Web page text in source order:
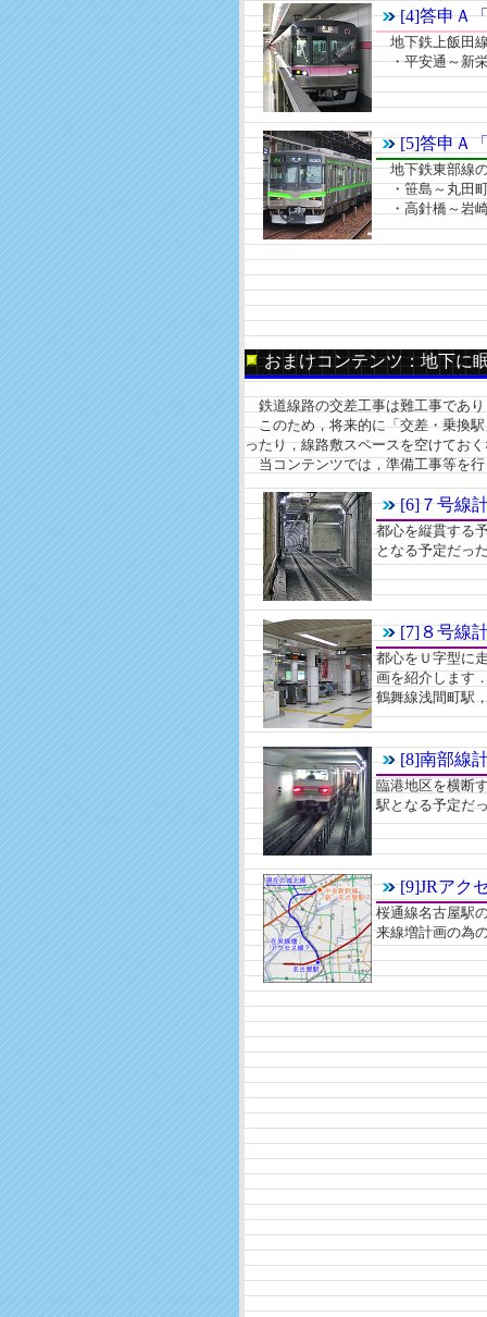
[4]答申Ａ
地下鉄上飯田線
・平安通～新
[5]答申Ａ
地下鉄東部線の
・笹島～丸田町
・高針橋～岩
おまけコンテンツ：地下に
鉄道線路の交差工事は難工事であ
このため，将来的に「交差・乗換駅
ったり，線路敷スペースを空けてお
当コンテンツでは，準備工事等を
[6]７号線
都心を縦貫する
となる予定だっ
[7]８号線
都心をＵ字型に
画を紹介します
鶴舞線浅間町駅
[8]南部線
臨港地区を横断
駅となる予定だ
[9]JRアク
桜通線名古屋駅
来線増計画の為